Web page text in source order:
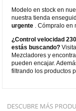
Modelo en stock en
nuestra tienda
urgente . Cómpralo en
¿Control velocidad
estás buscando?
Mezcladores y
pueden encajar.
filtrando los productos
DESCUBRE MÁS